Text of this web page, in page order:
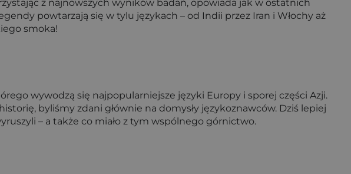
z najnowszych wyników badań, opowiada jak w ostatnich
powtarzają się w tylu językach – od Indii przez Iran i Włochy aż
smoka!
wywodzą się najpopularniejsze języki Europy i sporej części Azji.
byliśmy zdani głównie na domysły językoznawców. Dziś lepiej
– a także co miało z tym wspólnego górnictwo.